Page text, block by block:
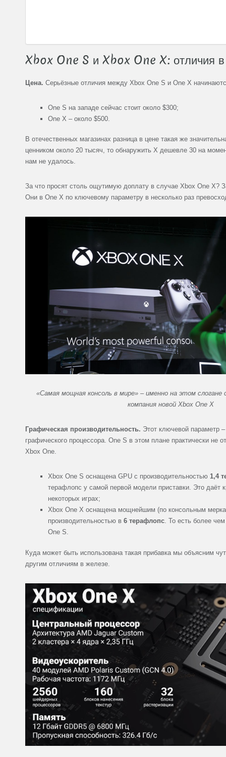
Xbox One S и Xbox One X: отличия в
Цена. Серьёзные отличия между Xbox One S и One X
One S на западе сейчас стоит около $300;
One X – около $500.
В отечественных магазинах разница в цене такая же
ценником около 20 тысяч, то обнаружить X дешевле 30 на
нам не удалось.
За что просят столь ощутимую доплату в случае Xbox One X?
Они в One X по ключевому параметру в несколько раз
«Самая мощная консоль в мире» – именно на этом слогане
компания новой Xbox One X
Графическая производительность. Этот ключевой параметр
графического процессора. One S в этом плане практически не
Xbox One.
Xbox One S оснащена GPU с производительностью 1,4
терафлопс у самой первой модели приставки. Это даёт
некоторых играх;
Xbox One X оснащена мощнейшим (по консольным
производительностью в 6 терафлопс . То есть более
One S.
Куда может быть использована такая прибавка мы объясним
другим отличиям в железе.